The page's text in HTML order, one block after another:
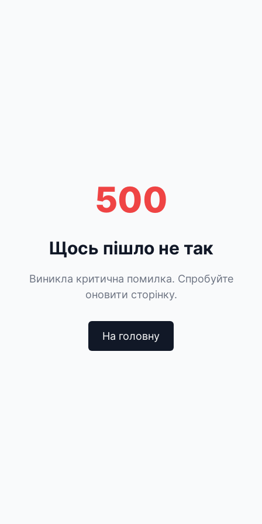
500
Щось пішло не так
Виникла критична помилка. Спробуйте
оновити сторінку.
На головну